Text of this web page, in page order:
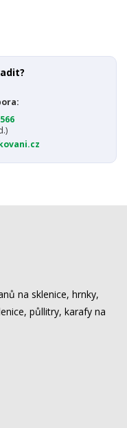
na sklenice, hrnky,
půllitry, karafy na